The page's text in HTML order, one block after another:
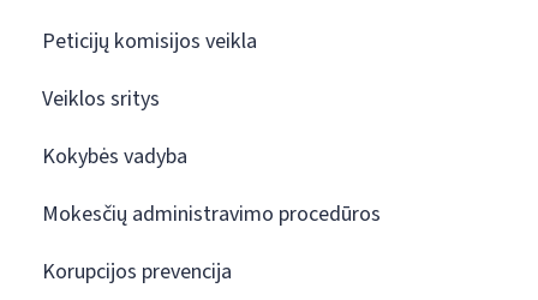
Peticijų komisijos veikla
Veiklos sritys
Kokybės vadyba
Mokesčių administravimo procedūros
Korupcijos prevencija